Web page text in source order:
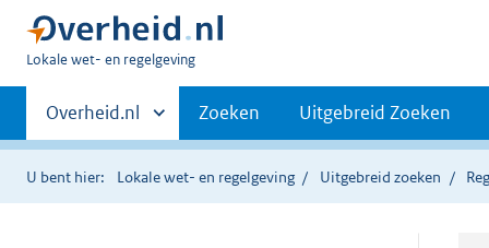
U
hier:
Lokale wet- en regelgeving
Primaire
navigatie
Andere
sites
binnen
Overheid.nl Zoeken Uitgebreid Zoeken
U bent hier: Lokale wet- en regelgeving Uitgebreid zoeken